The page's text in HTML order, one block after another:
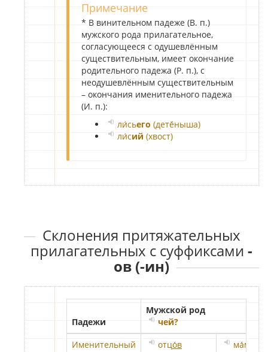
Примечание
* В винительном падеже (В. п.)
мужского рода прилагательное,
согласующееся с одушевлённым
существительным, имеет окончание
родительного падежа (Р. п.), с
неодушевлённым существительным
– окончания именительного падежа
(И. п.):
ли́сьего (детё́ныша)
ли́сий (хвост)
Склонения притяжательных
прилагательных с суффиксами -
ов (-ин)
Падежи
Мужской род
чей?
Именительный
отцо́в ма́м
ин